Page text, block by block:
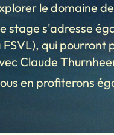
le domaine
stage s'adresse
FSVL), qui pourront
Claude
en profiterons